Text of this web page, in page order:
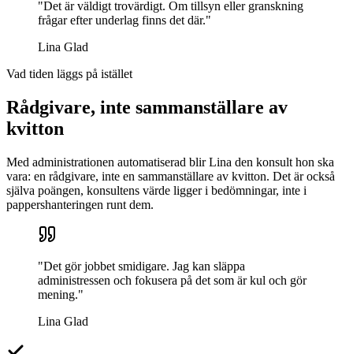
"Det är väldigt trovärdigt. Om tillsyn eller granskning
frågar efter underlag finns det där."
Lina Glad
Vad tiden läggs på istället
Rådgivare, inte sammanställare av
kvitton
Med administrationen automatiserad blir Lina den konsult hon ska
vara: en rådgivare, inte en sammanställare av kvitton. Det är också
själva poängen, konsultens värde ligger i bedömningar, inte i
pappershanteringen runt dem.
"Det gör jobbet smidigare. Jag kan släppa
administressen och fokusera på det som är kul och gör
mening."
Lina Glad